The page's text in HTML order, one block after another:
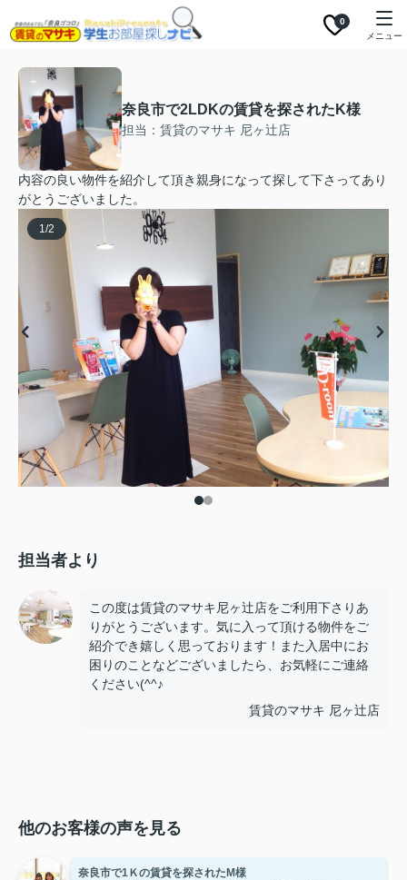
0
メニュー
奈良市で2LDKの賃貸を探されたK様
担当：賃貸のマサキ 尼ヶ辻店
内容の良い物件を紹介して頂き親身になって探して下さってあり
がとうございました。
1/2
担当者より
この度は賃貸のマサキ尼ヶ辻店をご利用下さりあ
りがとうございます。気に入って頂ける物件をご
紹介でき嬉しく思っております！また入居中にお
困りのことなどございましたら、お気軽にご連絡
ください(^^♪
賃貸のマサキ 尼ヶ辻店
他のお客様の声を見る
奈良市で1Ｋの賃貸を探されたM様